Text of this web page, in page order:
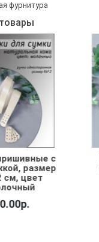
фурнитура
с
размер
см, цвет
зелёный